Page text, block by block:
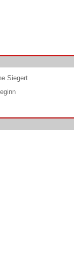
Siegert